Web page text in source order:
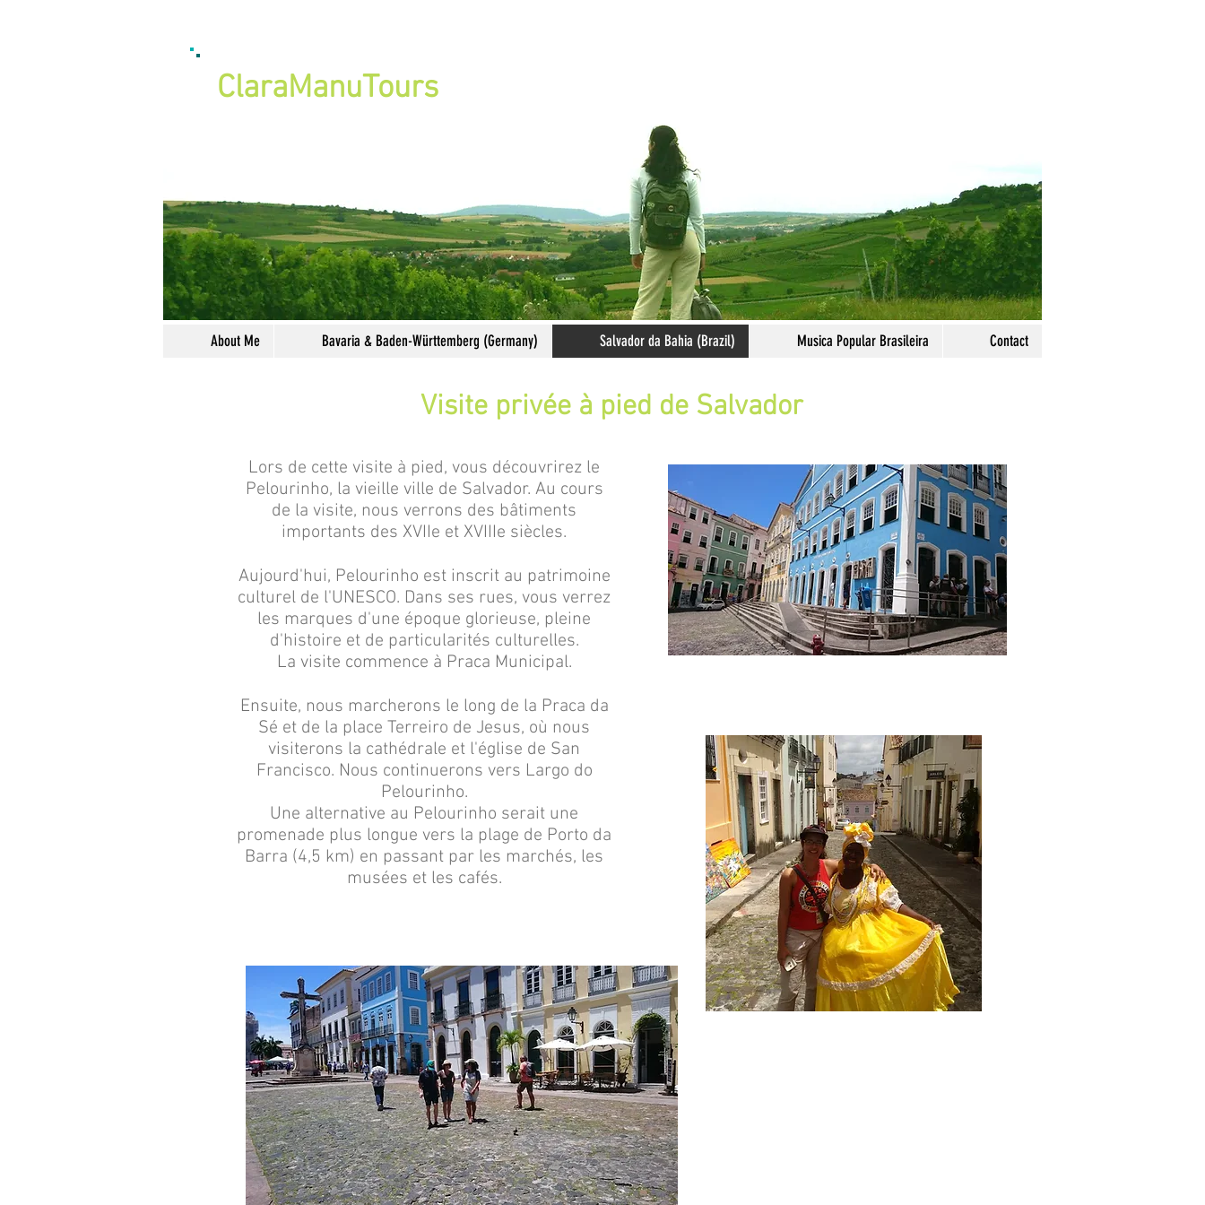
ClaraManuTours
About Me Bavaria & Baden-Württemberg (Germany) Salvador da Bahia (Brazil) Musica Popular Brasileira Contact
Visite privée à pied de Salvador
Lors de cette visite à pied, vous découvrirez le
Pelourinho, la vieille ville de Salvador. Au cours
de la visite, nous verrons des bâtiments
importants des XVIIe et XVIIIe siècles.
Aujourd'hui, Pelourinho est inscrit au patrimoine
culturel de l'UNESCO. Dans ses rues, vous verrez
les marques d'une époque glorieuse, pleine
d'histoire et de particularités culturelles.
La visite commence à Praca Municipal.
Ensuite, nous marcherons le long de la Praca da
Sé et de la place Terreiro de Jesus, où nous
visiterons la cathédrale et l'église de San
Francisco. Nous continuerons vers Largo do
Pelourinho.
Une alternative au Pelourinho serait une
promenade plus longue vers la plage de Porto da
Barra (4,5 km) en passant par les marchés, les
musées et les cafés.